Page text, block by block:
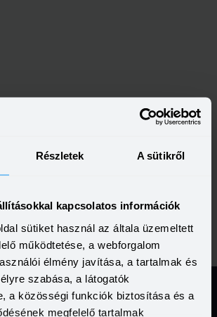
Részletek A sütikről
kapcsolatos információk
sütiket használ az általa üzemeltett
működtetése, a webforgalom
élmény javítása, a tartalmak és
szabása, a látogatók
a közösségi funkciók biztosítása és a
megfelelő tartalmak